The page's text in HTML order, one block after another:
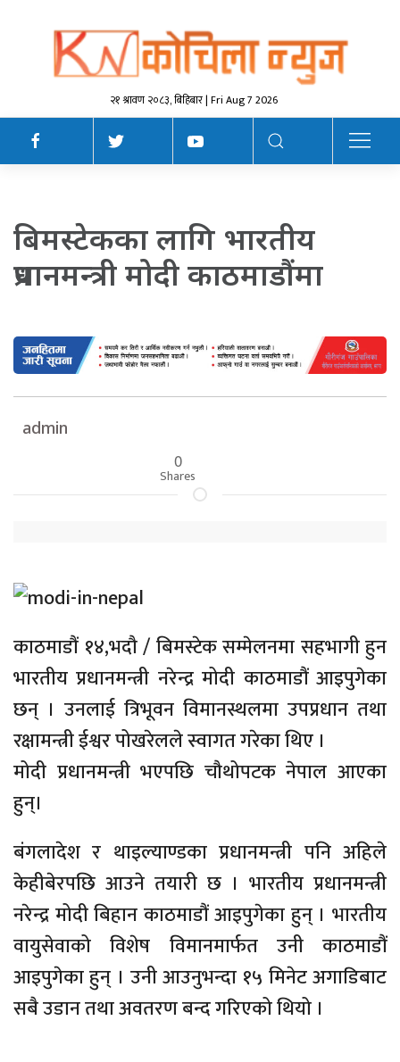
२१ श्रावण २०८३, बिहिबार | Fri Aug 7 2026
बिमस्टेकका लागि भारतीय
प्रधानमन्त्री मोदी काठमाडौंमा
admin
0
Shares
काठमाडौं १४,भदौ / बिमस्टेक सम्मेलनमा सहभागी हुन
भारतीय प्रधानमन्त्री नरेन्द्र मोदी काठमाडौं आइपुगेका
छन् । उनलाई त्रिभूवन विमानस्थलमा उपप्रधान तथा
रक्षामन्त्री ईश्वर पोखरेलले स्वागत गरेका थिए ।
मोदी प्रधानमन्त्री भएपछि चौथोपटक नेपाल आएका
हुन्।
बंगलादेश र थाइल्याण्डका प्रधानमन्त्री पनि अहिले
केहीबेरपछि आउने तयारी छ । भारतीय प्रधानमन्त्री
नरेन्द्र मोदी बिहान काठमाडौं आइपुगेका हुन् । भारतीय
वायुसेवाको विशेष विमानमार्फत उनी काठमाडौं
आइपुगेका हुन् । उनी आउनुभन्दा १५ मिनेट अगाडिबाट
सबै उडान तथा अवतरण बन्द गरिएको थियो ।